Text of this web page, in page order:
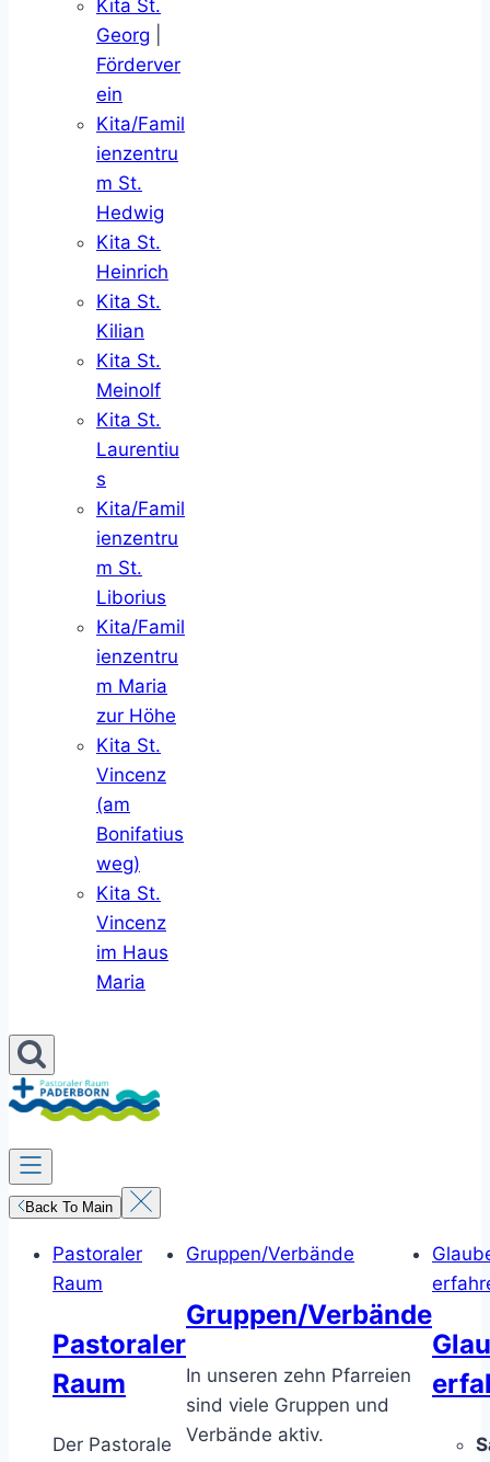
Kita St.
Georg
Förderver
ein
Kita/Famil
ienzentru
m St.
Hedwig
Kita St.
Heinrich
Kita St.
Kilian
Kita St.
Meinolf
Kita St.
Laurentiu
s
Kita/Famil
ienzentru
m St.
Liborius
Kita/Famil
ienzentru
m Maria
zur Höhe
Kita St.
Vincenz
(am
Bonifatius
weg)
Kita St.
Vincenz
im Haus
Maria
Back To Main
Pastoraler
Raum
Pastoraler
Raum
Der Pastorale
Gruppen/Verbände
Gruppen/Verbände
In unseren zehn Pfarreien
sind viele Gruppen und
Verbände aktiv.